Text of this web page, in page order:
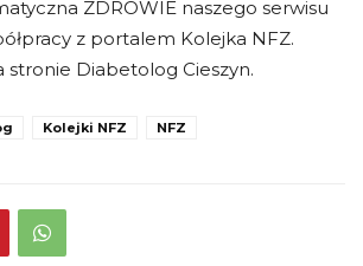
ZDROWIE naszego serwisu
z portalem Kolejka NFZ.
stronie Diabetolog Cieszyn.
Kolejki NFZ NFZ